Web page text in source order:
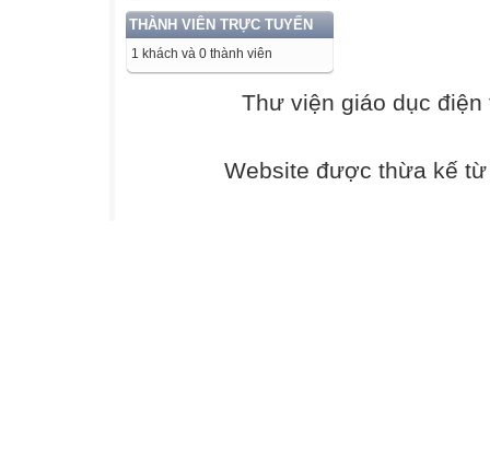
THÀNH VIÊN TRỰC TUYẾN
1 khách và 0 thành viên
Thư viện giáo dục
Website được thừa kế